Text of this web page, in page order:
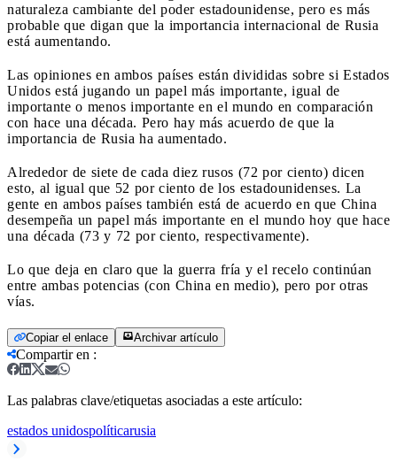
naturaleza cambiante del poder estadounidense, pero es más
probable que digan que la importancia internacional de Rusia
está aumentando.
Las opiniones en ambos países están divididas sobre si Estados
Unidos está jugando un papel más importante, igual de
importante o menos importante en el mundo en comparación
con hace una década. Pero hay más acuerdo de que la
importancia de Rusia ha aumentado.
Alrededor de siete de cada diez rusos (72 por ciento) dicen
esto, al igual que 52 por ciento de los estadounidenses. La
gente en ambos países también está de acuerdo en que China
desempeña un papel más importante en el mundo hoy que hace
una década (73 y 72 por ciento, respectivamente).
Lo que deja en claro que la guerra fría y el recelo continúan
entre ambas potencias (con China en medio), pero por otras
vías.
Copiar el enlace Archivar artículo
Compartir en :
Las palabras clave/etiquetas asociadas a este artículo:
estados unidospolíticarusia